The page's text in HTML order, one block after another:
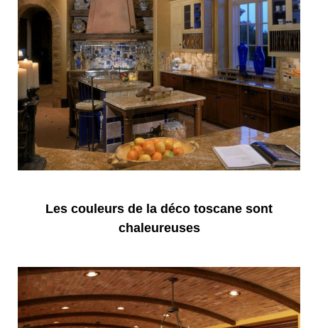
Les couleurs de la déco toscane sont
chaleureuses